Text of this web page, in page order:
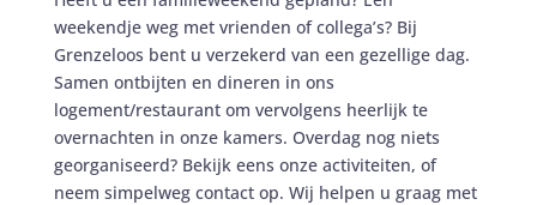
weekendje weg met vrienden of collega’s? Bij
Grenzeloos bent u verzekerd van een gezellige dag.
Samen ontbijten en dineren in ons
logement/restaurant om vervolgens heerlijk te
overnachten in onze kamers. Overdag nog niets
georganiseerd? Bekijk eens onze activiteiten, of
neem simpelweg contact op. Wij helpen u graag met